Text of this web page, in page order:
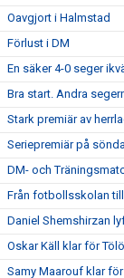
Oavgjort i Halmstad
Förlust i DM
En säker 4-0 seger
Bra start. Andra
Stark premiär av
Seriepremiär på
DM- och
Från fotbollsskolan
Daniel Shemshirzan
Oskar Käll klar för
Samy Maarouf klar